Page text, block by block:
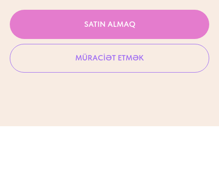
SATIN ALMAQ
MÜRACİƏT ETMƏK